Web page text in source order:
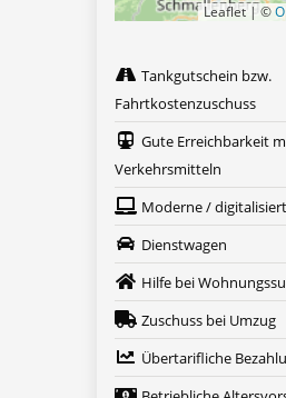
Leaflet | ©
Tankgutschein bzw.
Fahrtkostenzuschuss
Gute Erreichbarkeit
Verkehrsmitteln
Moderne /
Dienstwagen
Hilfe bei
Zuschuss bei Umzug
Übertarifliche